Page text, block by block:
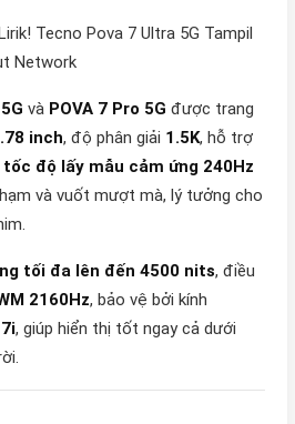
và POVA 7 Pro 5G được trang
inch, độ phân giải 1.5K, hỗ trợ
tốc độ lấy mẫu cảm ứng 240Hz
và vuốt mượt mà, lý tưởng cho
tối đa lên đến 4500 nits, điều
2160Hz, bảo vệ bởi kính
, giúp hiển thị tốt ngay cả dưới